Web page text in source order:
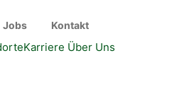
Jobs Kontakt
Karriere Über Uns